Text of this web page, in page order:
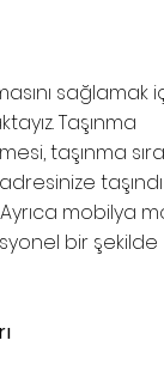
sağlamak
Taşınma
taşınma
mobilya
bir şekilde